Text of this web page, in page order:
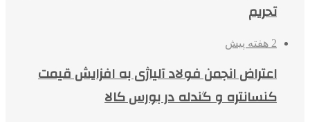
تحریم
2 هفته پیش
اعتراض انجمن فولاد آلیاژی به افزایش قیمت
کنسانتره و گندله در بورس کالا